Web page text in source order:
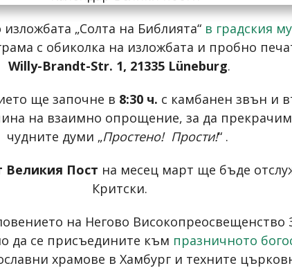
„Солта на Библията“ в градския
с обиколка на изложбата и пробно
Willy-Brandt-Str. 1, 21335 Lüneburg.
ще започне в 8:30 ч. с камбанен звън и
на взаимно опрощение, за да
чудните думи „Простено! Прости!“ .
Великия Пост на месец март ще бъде
Критски.
на Негово
да се присъедините към празничното
храмове в Хамбург и техните